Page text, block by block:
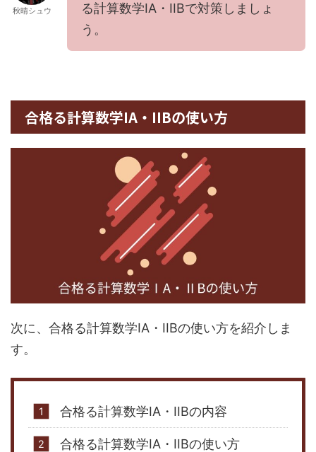
秋晴シュウ
る計算数学IA・IIBで対策しましょ
う。
合格る計算数学IA・IIBの使い方
次に、合格る計算数学IA・IIBの使い方を紹介しま
す。
合格る計算数学IA・IIBの内容
合格る計算数学IA・IIBの使い方